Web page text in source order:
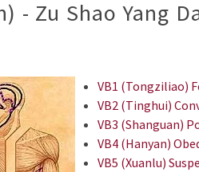
- Zu Shao Yang
VB1 (Tongziliao)
VB2 (Tinghui)
VB3 (Shanguan)
VB4 (Hanyan)
VB5 (Xuanlu)